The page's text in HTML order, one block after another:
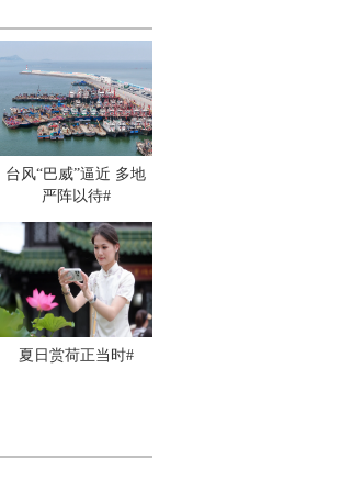
台风“巴威”逼近 多地
严阵以待#
夏日赏荷正当时#